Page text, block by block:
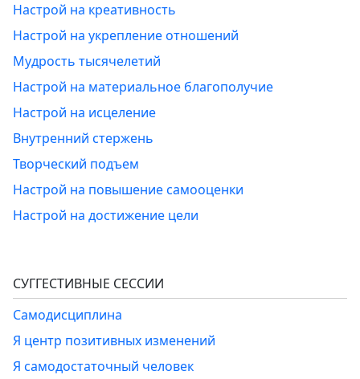
Настрой на креативность
Настрой на укрепление отношений
Мудрость тысячелетий
Настрой на материальное благополучие
Настрой на исцеление
Внутренний стержень
Творческий подъем
Настрой на повышение самооценки
Настрой на достижение цели
СУГГЕСТИВНЫЕ СЕССИИ
Самодисциплина
Я центр позитивных изменений
Я самодостаточный человек